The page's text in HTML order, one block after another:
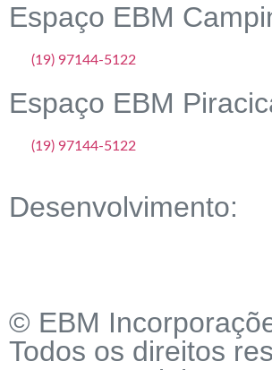
Espaço EBM
(19) 97144-5122
Espaço EBM
(19) 97144-5122
Desenvolvimento:
© EBM
Todos os direitos